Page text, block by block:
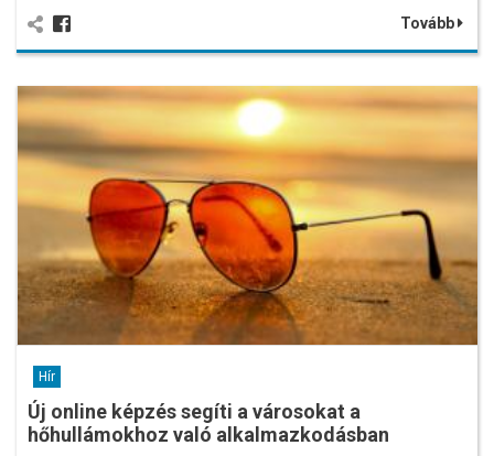
Tovább
Hír
Új online képzés segíti a városokat a
hőhullámokhoz való alkalmazkodásban